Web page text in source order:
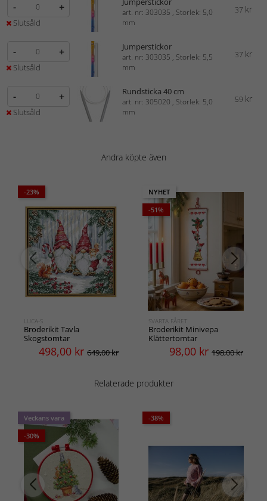
- +
Slutsåld
art. nr: 303035 , Storlek: 5,0
mm
37 kr
- +
Slutsåld
Jumperstickor
art. nr: 303035 , Storlek: 5,5
mm
37 kr
- +
Slutsåld
Rundsticka 40 cm
art. nr: 305020 , Storlek: 5,0
mm
59 kr
Andra köpte även
-23%
LUCA-S
Broderikit Tavla
Skogstomtar
498,00 kr 649,00 kr
NYHET
-51%
SVARTA FÅRET
Broderikit Minivepa
Klättertomtar
98,00 kr 198,00 kr
Relaterade produkter
Veckans vara
-30%
-38%